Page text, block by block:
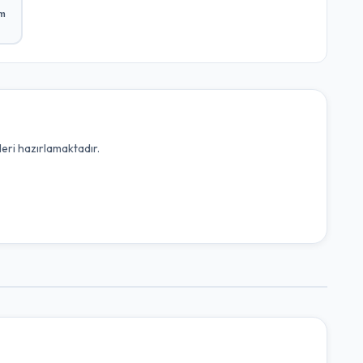
hazırlamaktadır.